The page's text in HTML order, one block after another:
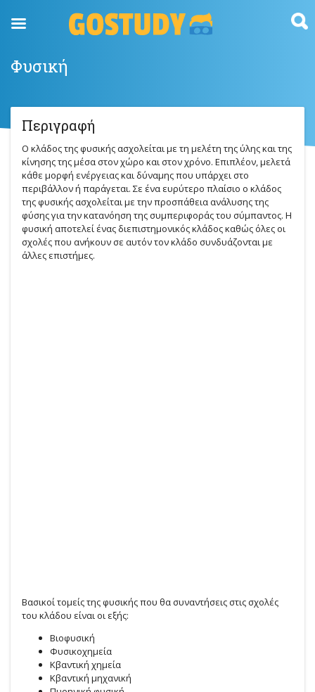
content
Φυσική
Περιγραφή
Ο κλάδος της φυσικής ασχολείται με τη μελέτη της ύλης και της
κίνησης της μέσα στον χώρο και στον χρόνο. Επιπλέον, μελετά
κάθε μορφή ενέργειας και δύναμης που υπάρχει στο
περιβάλλον ή παράγεται. Σε ένα ευρύτερο πλαίσιο ο κλάδος
της φυσικής ασχολείται με την προσπάθεια ανάλυσης της
φύσης για την κατανόηση της συμπεριφοράς του σύμπαντος. Η
φυσική αποτελεί ένας διεπιστημονικός κλάδος καθώς όλες οι
σχολές που ανήκουν σε αυτόν τον κλάδο συνδυάζονται με
άλλες επιστήμες.
Βασικοί τομείς της φυσικής που θα συναντήσεις στις σχολές
του κλάδου είναι οι εξής:
Βιοφυσική
Φυσικοχημεία
Κβαντική χημεία
Κβαντική μηχανική